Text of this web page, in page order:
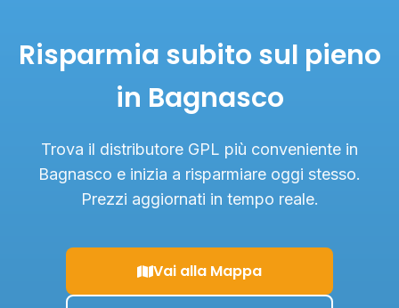
Risparmia subito sul pieno
in Bagnasco
Trova il distributore GPL più conveniente in
Bagnasco e inizia a risparmiare oggi stesso.
Prezzi aggiornati in tempo reale.
Vai alla Mappa